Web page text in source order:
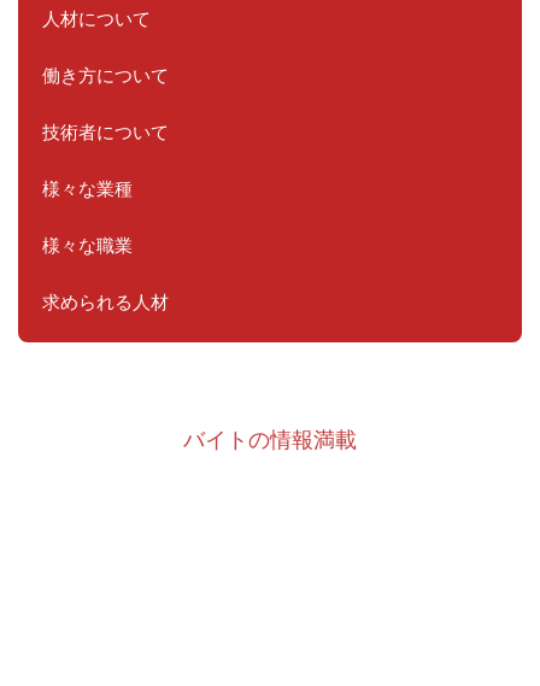
人材について
働き方について
技術者について
様々な業種
様々な職業
求められる人材
バイトの情報満載